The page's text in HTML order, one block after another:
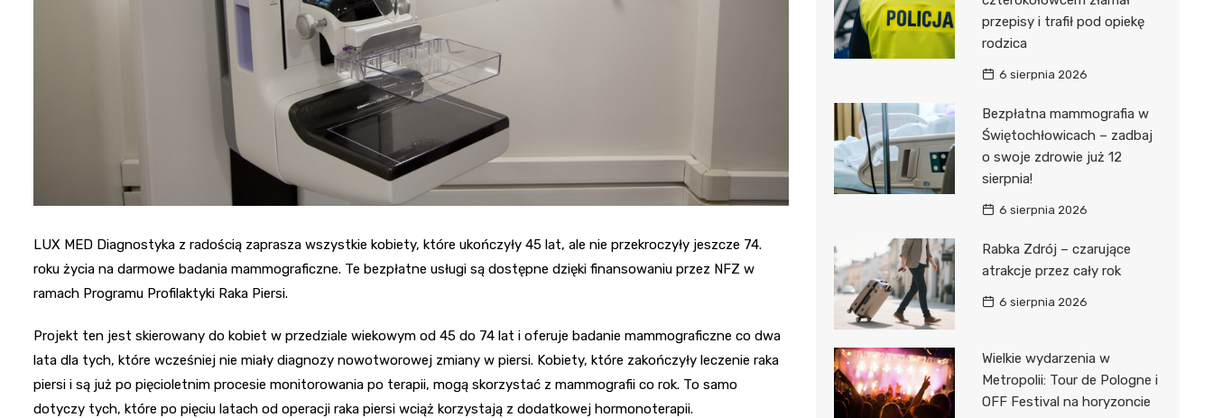
LUX MED Diagnostyka z radością zaprasza wszystkie kobiety, które ukończyły 45 lat, ale nie przekroczyły jeszcze 74.
roku życia na darmowe badania mammograficzne. Te bezpłatne usługi są dostępne dzięki finansowaniu przez NFZ w
ramach Programu Profilaktyki Raka Piersi.
Projekt ten jest skierowany do kobiet w przedziale wiekowym od 45 do 74 lat i oferuje badanie mammograficzne co dwa
lata dla tych, które wcześniej nie miały diagnozy nowotworowej zmiany w piersi. Kobiety, które zakończyły leczenie raka
piersi i są już po pięcioletnim procesie monitorowania po terapii, mogą skorzystać z mammografii co rok. To samo
dotyczy tych, które po pięciu latach od operacji raka piersi wciąż korzystają z dodatkowej hormonoterapii.
przepisy i trafił pod opiekę
rodzica
6 sierpnia 2026
Bezpłatna mammografia w
Świętochłowicach – zadbaj
o swoje zdrowie już 12
sierpnia!
6 sierpnia 2026
Rabka Zdrój – czarujące
atrakcje przez cały rok
6 sierpnia 2026
Wielkie wydarzenia w
Metropolii: Tour de Pologne i
OFF Festival na horyzoncie